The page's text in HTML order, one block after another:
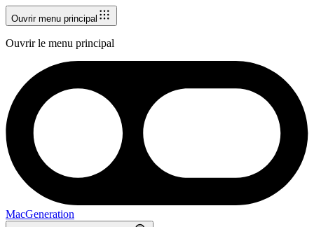
Ouvrir menu principal
Ouvrir le menu principal
MacGeneration